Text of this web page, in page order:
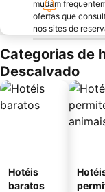
mudam
ofertas que
nos sites de
Categorias de
Descalvado
Hotéis
baratos